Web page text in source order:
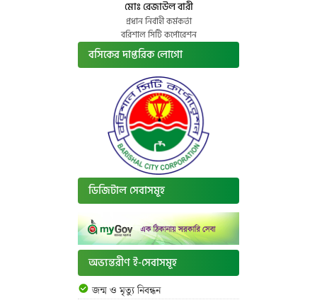
মোঃ রেজাউল বারী
প্রধান নির্বাহী কর্মকর্তা
বরিশাল সিটি কর্পোরেশন
বসিকের দাপ্তরিক লোগো
ডিজিটাল সেবাসমূহ
অভ্যন্তরীণ ই-সেবাসমূহ
জন্ম ও মৃত্যু নিবন্ধন